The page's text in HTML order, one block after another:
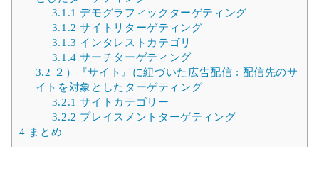
3.1.1 デモグラフィックターゲティング
3.1.2 サイトリターゲティング
3.1.3 インタレストカテゴリ
3.1.4 サーチターゲティング
3.2 ２）『サイト』に紐づいた広告配信 : 配信先のサ
イトを対象としたターゲティング
3.2.1 サイトカテゴリー
3.2.2 プレイスメントターゲティング
4 まとめ